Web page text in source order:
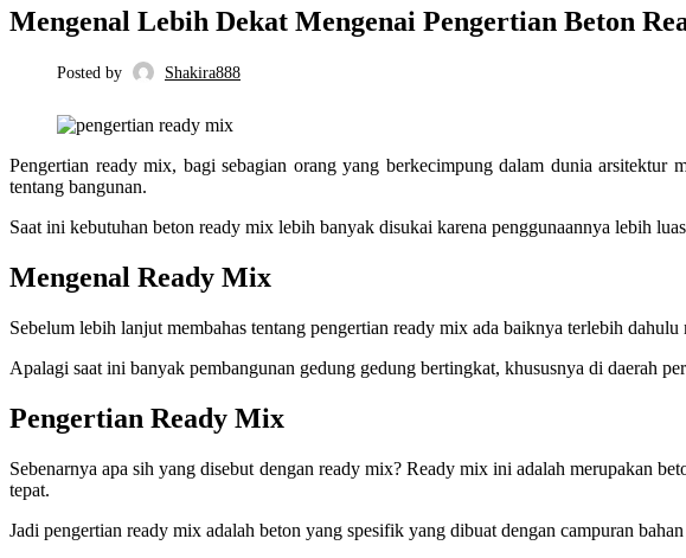
Mengenal Lebih Dekat Mengenai Pengertian Beton
Posted by Shakira888
Pengertian ready mix, bagi sebagian orang yang berkecimpung dalam dunia
tentang bangunan.
Saat ini kebutuhan beton ready mix lebih banyak disukai karena penggunaannya lebih
Mengenal Ready Mix
Sebelum lebih lanjut membahas tentang pengertian ready mix ada baiknya terlebih
Apalagi saat ini banyak pembangunan gedung gedung bertingkat, khususnya di daerah
Pengertian Ready Mix
Sebenarnya apa sih yang disebut dengan ready mix? Ready mix ini adalah merupakan
tepat.
Jadi pengertian ready mix adalah beton yang spesifik yang dibuat dengan campuran